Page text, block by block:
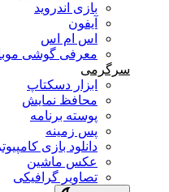
بازی اندروید
آیفون
اس ام اس
معرفی گوشی
سرگرمی
ابزار دسکتاپ
محافظ نمایش
پوسته برنامه
پس زمینه
دانلود بازی کامپیوتر
عکس ماشین
تصاویر گرافیکی